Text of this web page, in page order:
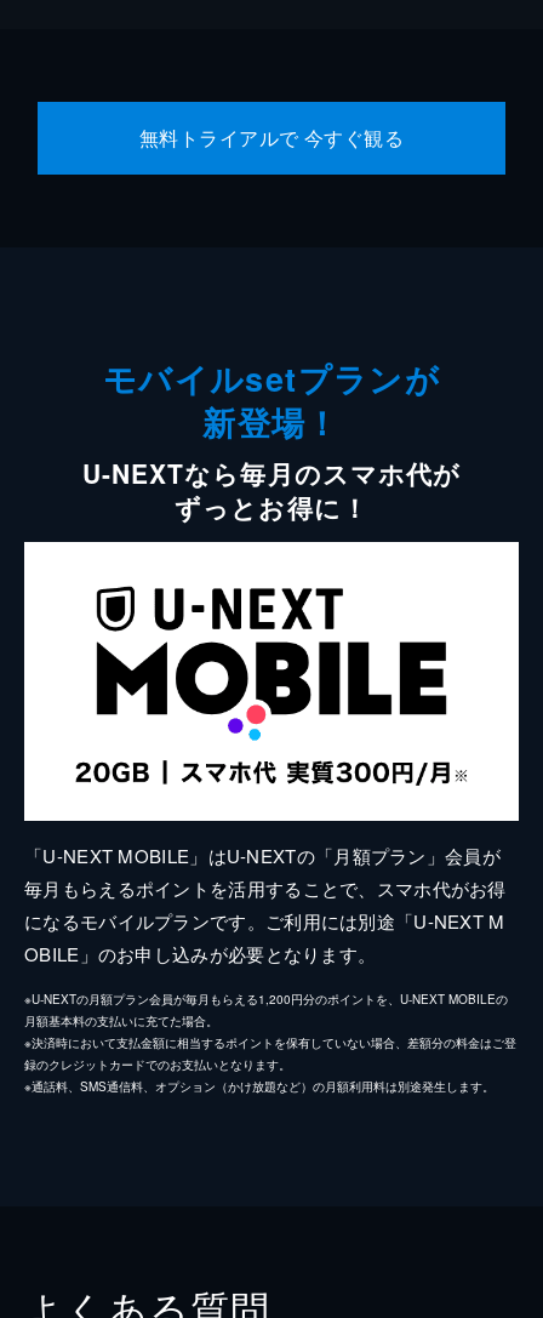
無料トライアルで 今すぐ観る
モバイルsetプランが
新登場！
U-NEXTなら毎月のスマホ代が
ずっとお得に！
「U-NEXT MOBILE」はU-NEXTの「月額プラン」会員が
毎月もらえるポイントを活用することで、スマホ代がお得
になるモバイルプランです。ご利用には別途「U-NEXT M
OBILE」のお申し込みが必要となります。
※U-NEXTの月額プラン会員が毎月もらえる1,200円分のポイントを、U-NEXT MOBILEの
月額基本料の支払いに充てた場合。
※決済時において支払金額に相当するポイントを保有していない場合、差額分の料金はご登
録のクレジットカードでのお支払いとなります。
※通話料、SMS通信料、オプション（かけ放題など）の月額利用料は別途発生します。